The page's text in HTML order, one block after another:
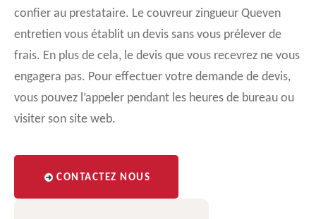
confier au prestataire. Le couvreur zingueur Queven
entretien vous établit un devis sans vous prélever de
frais. En plus de cela, le devis que vous recevrez ne vous
engagera pas. Pour effectuer votre demande de devis,
vous pouvez l’appeler pendant les heures de bureau ou
visiter son site web.
CONTACTEZ NOUS